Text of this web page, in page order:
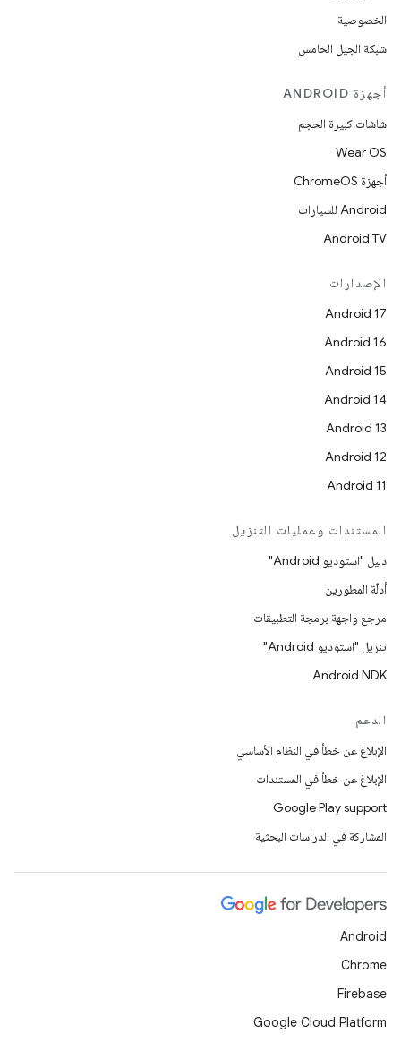
الخصوصية
شبكة الجيل الخامس
أجهزة ANDROID
شاشات كبيرة الحجم
Wear OS
أجهزة ChromeOS
Android للسيارات
Android TV
الإصدارات
Android 17
Android 16
Android 15
Android 14
Android 13
Android 12
Android 11
المستندات وعمليات التنزيل
دليل "استوديو Android"
أدلّة المطورين
مرجع واجهة برمجة التطبيقات
تنزيل "استوديو Android"
Android NDK
الدعم
الإبلاغ عن خطأ في النظام الأساسي
الإبلاغ عن خطأ في المستندات
Google Play support
المشاركة في الدراسات البحثية
Android
Chrome
Firebase
Google Cloud Platform